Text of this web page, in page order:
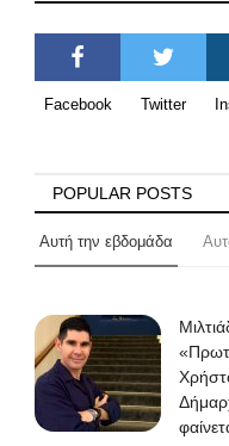
Facebook Twitter
POPULAR POSTS
Αυτή την εβδομάδα